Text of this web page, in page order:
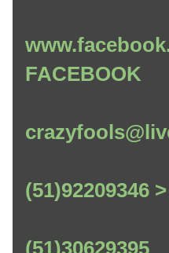
FACEBOOK
(51)92209346